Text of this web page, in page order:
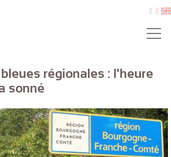
fr
régionales : l'heure
sonné